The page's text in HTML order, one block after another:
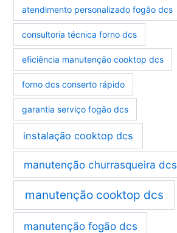
atendimento personalizado fogão dcs
consultoria técnica forno dcs
eficiência manutenção cooktop dcs
forno dcs conserto rápido
garantia serviço fogão dcs
instalação cooktop dcs
manutenção churrasqueira dcs
manutenção cooktop dcs
manutenção fogão dcs